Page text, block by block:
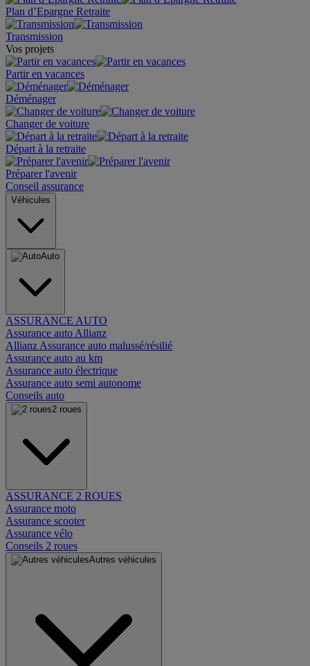
Plan d’Epargne Retraite
Transmission
Vos projets
Partir en vacances
Déménager
Changer de voiture
Départ à la retraite
Préparer l'avenir
Conseil assurance
Véhicules
Auto
ASSURANCE AUTO
Assurance auto Allianz
Allianz Assurance auto malussé/résilié
Assurance auto au km
Assurance auto électrique
Assurance auto semi autonome
Conseils auto
2 roues
ASSURANCE 2 ROUES
Assurance moto
Assurance scooter
Assurance vélo
Conseils 2 roues
Autres véhicules